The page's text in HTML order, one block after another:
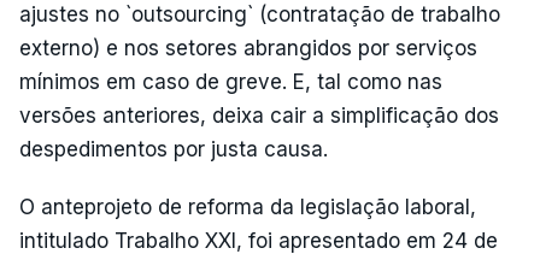
ajustes no `outsourcing` (contratação de trabalho
externo) e nos setores abrangidos por serviços
mínimos em caso de greve. E, tal como nas
versões anteriores, deixa cair a simplificação dos
despedimentos por justa causa.
O anteprojeto de reforma da legislação laboral,
intitulado Trabalho XXI, foi apresentado em 24 de